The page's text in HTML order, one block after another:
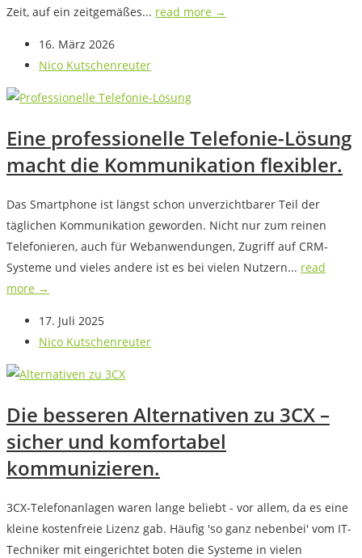
Zeit, auf ein zeitgemäßes... read more →
16. März 2026
Nico Kutschenreuter
Eine professionelle Telefonie-Lösung
macht die Kommunikation flexibler.
Das Smartphone ist längst schon unverzichtbarer Teil der
täglichen Kommunikation geworden. Nicht nur zum reinen
Telefonieren, auch für Webanwendungen, Zugriff auf CRM-
Systeme und vieles andere ist es bei vielen Nutzern... read
more →
17. Juli 2025
Nico Kutschenreuter
Die besseren Alternativen zu 3CX –
sicher und komfortabel
kommunizieren.
3CX-Telefonanlagen waren lange beliebt - vor allem, da es eine
kleine kostenfreie Lizenz gab. Häufig 'so ganz nebenbei' vom IT-
Techniker mit eingerichtet boten die Systeme in vielen